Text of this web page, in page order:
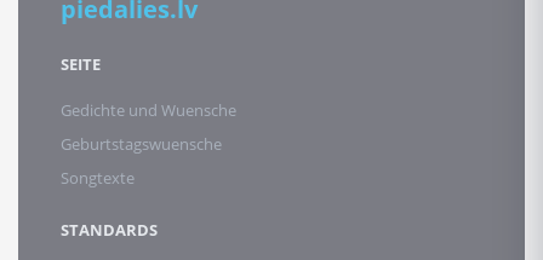
piedalies.lv
SEITE
Gedichte und Wuensche
Geburtstagswuensche
Songtexte
STANDARDS